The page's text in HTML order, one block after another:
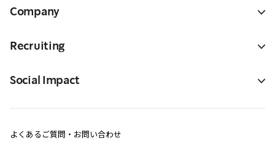
Company
Recruiting
Social Impact
よくあるご質問・お問い合わせ